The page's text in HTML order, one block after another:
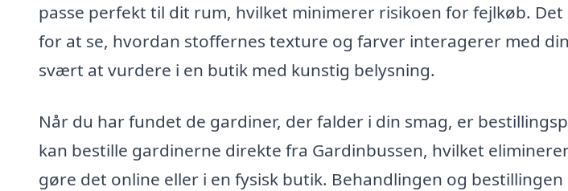
passe perfekt til dit rum, hvilket minimerer risikoen for fejlkøb.
for at se, hvordan stoffernes texture og farver interagerer med
svært at vurdere i en butik med kunstig belysning.
Når du har fundet de gardiner, der falder i din smag, er
kan bestille gardinerne direkte fra Gardinbussen, hvilket
gøre det online eller i en fysisk butik. Behandlingen og